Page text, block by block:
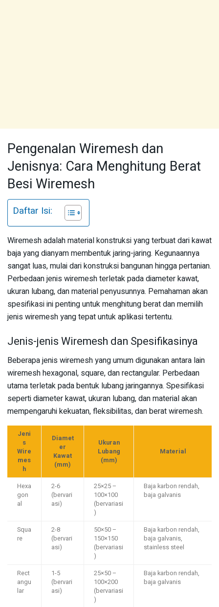
Pengenalan Wiremesh dan
Jenisnya: Cara Menghitung Berat
Besi Wiremesh
Daftar Isi:
Wiremesh adalah material konstruksi yang terbuat dari kawat
baja yang dianyam membentuk jaring-jaring. Kegunaannya
sangat luas, mulai dari konstruksi bangunan hingga pertanian.
Perbedaan jenis wiremesh terletak pada diameter kawat,
ukuran lubang, dan material penyusunnya. Pemahaman akan
spesifikasi ini penting untuk menghitung berat dan memilih
jenis wiremesh yang tepat untuk aplikasi tertentu.
Jenis-jenis Wiremesh dan Spesifikasinya
Beberapa jenis wiremesh yang umum digunakan antara lain
wiremesh hexagonal, square, dan rectangular. Perbedaan
utama terletak pada bentuk lubang jaringannya. Spesifikasi
seperti diameter kawat, ukuran lubang, dan material akan
mempengaruhi kekuatan, fleksibilitas, dan berat wiremesh.
Jeni
s
Wire
mes
h
Diamet
er
Kawat
(mm)
Ukuran
Lubang
(mm)
Material
Hexa
gon
al
2-6
(bervari
asi)
25×25 –
100×100
(bervariasi
)
Baja karbon rendah,
baja galvanis
Squa
re
2-8
(bervari
asi)
50×50 –
150×150
(bervariasi
)
Baja karbon rendah,
baja galvanis,
stainless steel
Rect
angu
lar
1-5
(bervari
asi)
25×50 –
100×200
(bervariasi
)
Baja karbon rendah,
baja galvanis